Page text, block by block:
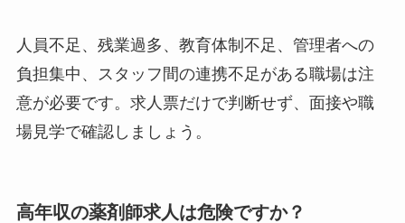
人員不足、残業過多、教育体制不足、管理者への
負担集中、スタッフ間の連携不足がある職場は注
意が必要です。求人票だけで判断せず、面接や職
場見学で確認しましょう。
高年収の薬剤師求人は危険ですか？